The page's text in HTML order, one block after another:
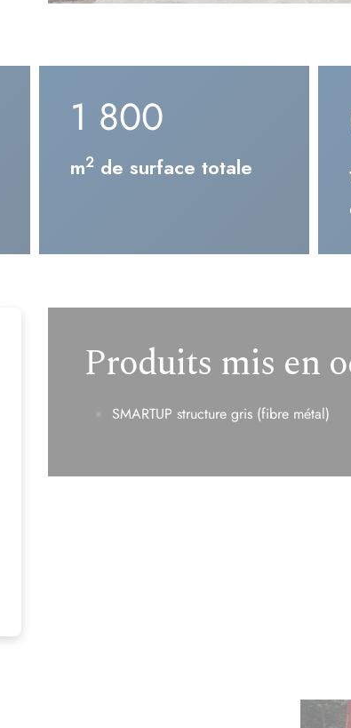
15 000
m2 de surface totale
Produits mis en
SMARTUP structure gris (fibre métal)